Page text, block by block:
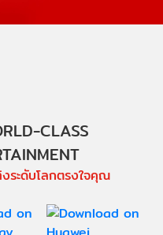
CLASS
ระดับโลกตรงใจคุณ